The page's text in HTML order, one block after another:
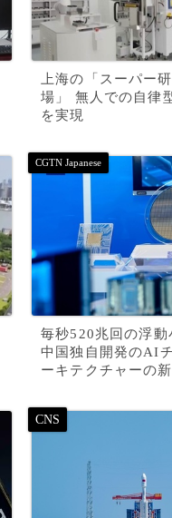
上海の「スーパー
場」 無人での自律
を実現
毎秒520兆回の浮動
中国独自開発のAI
ーキテクチャーの